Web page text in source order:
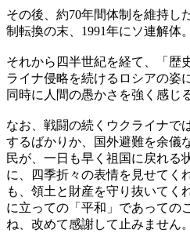
その後、約70年間体制を維持し
制転換の末、1991年にソ連解体。
それから四半世紀を経て、「歴
ライナ侵略を続けるロシアの姿
同時に人間の愚かさを強く感じ
なお、戦闘の続くウクライナで
するばかりか、国外避難を余儀
民が、一日も早く祖国に戻れる
に、四季折々の表情を見せてく
も、領土と財産を守り抜いてく
に立っての「平和」であっての
ね、改めて感謝して止みません。